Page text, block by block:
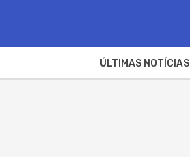
ÚLTIMAS NOTÍCIAS